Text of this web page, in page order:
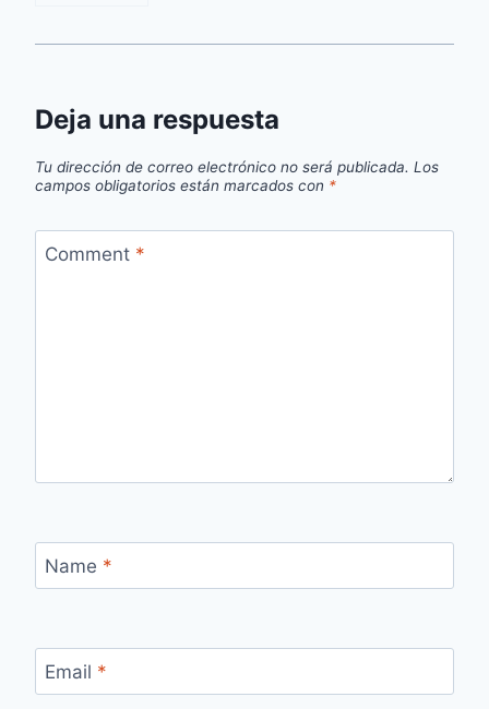
Deja una respuesta
Tu dirección de correo electrónico no será publicada. Los
campos obligatorios están marcados con *
Comment *
Name *
Email *